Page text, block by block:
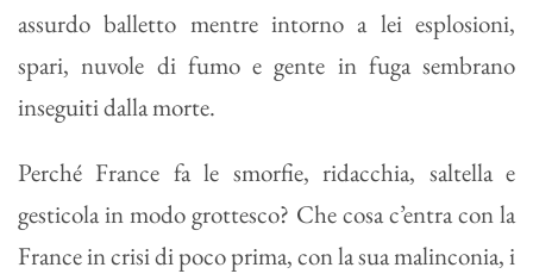
assurdo balletto mentre intorno a lei esplosioni,
spari, nuvole di fumo e gente in fuga sembrano
inseguiti dalla morte.
Perché France fa le smorfie, ridacchia, saltella e
gesticola in modo grottesco? Che cosa c’entra con la
France in crisi di poco prima, con la sua malinconia, i